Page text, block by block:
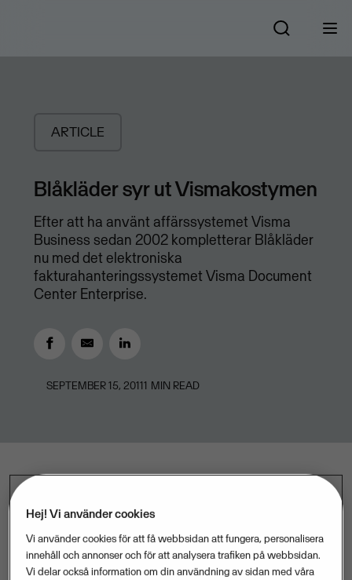
ARTICLE
Blåkläder syr ut Vismakostymen
Efter att ha använt affärssystemet Visma
Business sedan 2002 kompletterar Blåkläder
nu med det elektroniska
fakturahanteringssystemet Visma Document
Center Enterprise.
SEPTEMBER 15, 20111 MIN READ
sedan 2002 och behövde komplettera med ett
elektroniskt fakturahanteringssystem. Vismas partner,
Sundit, presenterade ett urval av leverantörer och
Hej! Vi använder cookies
Vi använder cookies för att få webbsidan att fungera, personalisera
innehåll och annonser och för att analysera trafiken på webbsidan.
Vi delar också information om din användning av sidan med våra